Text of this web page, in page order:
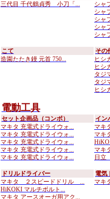
三代目 千代鶴貞秀 小刀「...
シャ
シャ
シャ
シャ
シャ
こて
造園たたき鏝 元首 750...
その
ヒシ
ヒシ
タジ
タジ
ヒシ
電動工具
セット企画品（コンボ）
マキタ 充電式ドライウォ...
マキタ 充電式ドライウォ...
マキタ 充電式ドライウォ...
マキタ 充電式ドライウォ...
マキタ 充電式ドライウォ...
イン
マキ
マキ
マキ
日立
ドリルドライバー
マキタ ２スピードドリル ...
HiKOKI マルチボルト...
マキタ アースオーガ用アク...
電気
マキ